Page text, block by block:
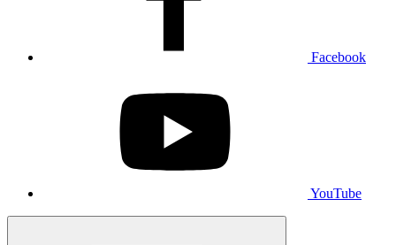
Facebook
YouTube